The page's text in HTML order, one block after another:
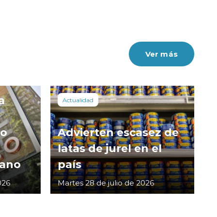
Ver más
Actualidad
Advierten escasez de
latas de jurel en el
país
Martes 28 de julio de 2026